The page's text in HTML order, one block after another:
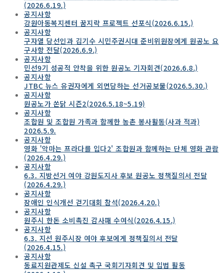
(2026.6.19.)
공지사항
강원아동복지센터 꿈지락 프로젝트 선포식(2026.6.15.)
공지사항
구자열 당선인과 김기수 시민주권시대 준비위원장에게 원공노 요
구사항 전달(2026.6.9.)
공지사항
민선9기 성공적 안착을 위한 원공노 기자회견(2026.6.8.)
공지사항
JTBC 뉴스 유권자에게 외면당하는 선거공보물(2026.5.30.)
공지사항
원공노가 쏜닭 시즌2(2026.5.18~5.19)
공지사항
조합원 및 조합원 가족과 함께한 농촌 봉사활동(사과 적과)
2026.5.9.
공지사항
영화 '악마는 프라다를 입다2' 조합원과 함께하는 단체 영화 관람
(2026.4.29.)
공지사항
6.3. 지방선거 여야 강원도지사 후보 원공노 정책질의서 전달
(2026.4.29.)
공지사항
장애인 인식개선 걷기대회 참석(2026.4.20.)
공지사항
원주시 한돈 소비촉진 감사패 수여식(2026.4.15.)
공지사항
6.3. 지선 원주시장 여야 후보에게 정책질의서 전달
(2026.4.15.)
공지사항
동료지원관제도 신설 촉구 국회기자회견 및 입법 활동